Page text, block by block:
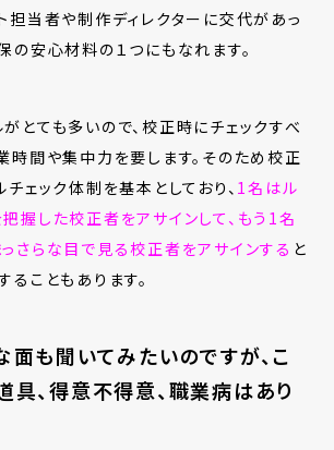
担当者や制作ディレクターに交代があっ
の安心材料の１つにもなれます。
とても多いので、校正時にチェックすべ
時間や集中力を要します。そのため校正
ェック体制を基本としており、 1名はル
握した校正者をアサインして、もう1名
さらな目で見る校正者をアサインする と
ることもあります。
面も聞いてみたいのですが、こ
具、得意不得意、職業病はあり